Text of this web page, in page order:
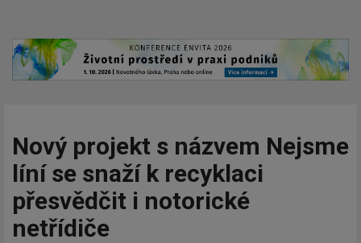
Nový projekt s názvem Nejsme
líní se snaží k recyklaci
přesvědčit i notorické
netřídiče